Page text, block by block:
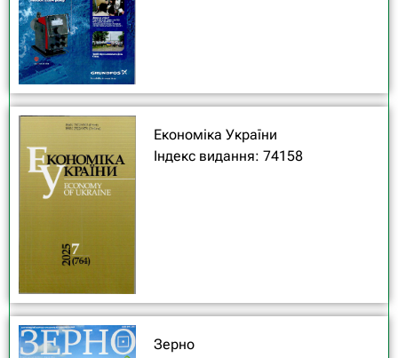
Економіка України
Індекс видання: 74158
Зерно